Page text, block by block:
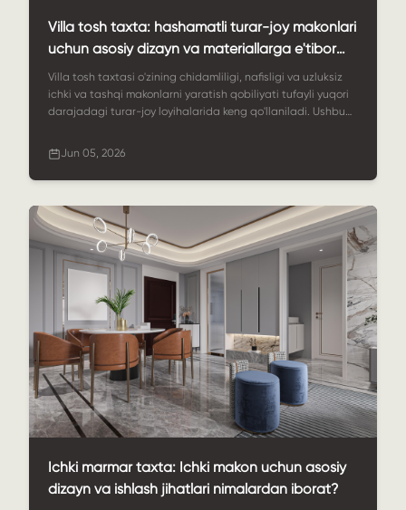
Villa tosh taxta: hashamatli turar-joy makonlari
uchun asosiy dizayn va materiallarga e'tibor
qaratish kerak bo'lgan narsalar
Villa tosh taxtasi o'zining chidamliligi, nafisligi va uzluksiz
ichki va tashqi makonlarni yaratish qobiliyati tufayli yuqori
darajadagi turar-joy loyihalarida keng qo'llaniladi. Ushbu
tanlash tushuntirilgan.
Jun 05, 2026
Ichki marmar taxta: Ichki makon uchun asosiy
dizayn va ishlash jihatlari nimalardan iborat?